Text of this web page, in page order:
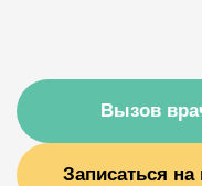
Вызов
Записаться на